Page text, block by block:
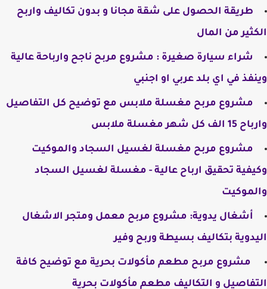
​طريقة الحصول على شقة مجانا و بدون تكاليف واربح
الكثير من المال
شراء سيارة صغيرة : مشروع مربح ناجح وارباحة عالية
وينفذ في اي بلد عربي او اجنبي
مشروع مربح مغسلة ملابس مع توضيح كل التفاصيل
وارباح 15 الف كل شهر مغسلة ملابس
مشروع مربح مغسلة لغسيل السجاد والموكيت
وكيفية تحقيق ارباح عالية - مغسلة لغسيل السجاد
والموكيت
أشغال يدوية: مشروع مربح معمل ومتجر الاشغال
اليدوية بتكاليف بسيطة وربح وفير
​ مشروع مربح مطعم مأكولات بحرية مع توضيح كافة
التفاصيل و التكاليف مطعم مأكولات بحرية